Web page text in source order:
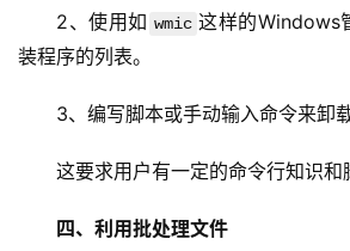
虚
2、使用如 wmic 这样的Windows
装程序的列表。
3、编写脚本或手动输入命令来卸
这要求用户有一定的命令行知识和
四、利用批处理文件